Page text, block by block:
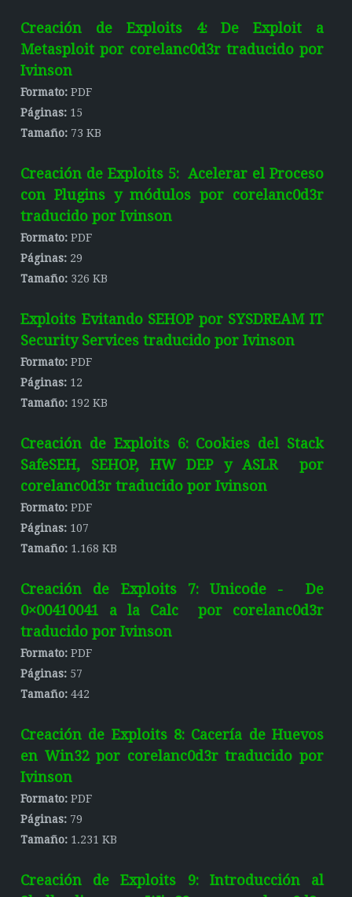
Creación de Exploits 4: De Exploit a
Metasploit por corelanc0d3r traducido por
Ivinson
Formato: PDF
Páginas: 15
Tamaño: 73 KB
Creación de Exploits 5: Acelerar el Proceso
con Plugins y módulos por corelanc0d3r
traducido por Ivinson
Formato: PDF
Páginas: 29
Tamaño: 326 KB
Exploits Evitando SEHOP por SYSDREAM IT
Security Services traducido por Ivinson
Formato: PDF
Páginas: 12
Tamaño: 192 KB
Creación de Exploits 6: Cookies del Stack
SafeSEH, SEHOP, HW DEP y ASLR por
corelanc0d3r traducido por Ivinson
Formato: PDF
Páginas: 107
Tamaño: 1.168 KB
Creación de Exploits 7: Unicode - De
0×00410041 a la Calc por corelanc0d3r
traducido por Ivinson
Formato: PDF
Páginas: 57
Tamaño: 442
Creación de Exploits 8: Cacería de Huevos
en Win32 por corelanc0d3r traducido por
Ivinson
Formato: PDF
Páginas: 79
Tamaño: 1.231 KB
Creación de Exploits 9: Introducción al